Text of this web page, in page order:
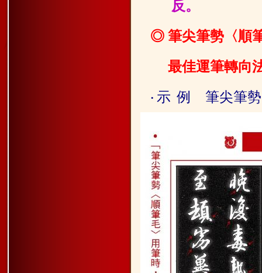
反。
◎ 筆尖筆勢〈順
最佳運筆轉向
‧ 示 例 筆尖筆